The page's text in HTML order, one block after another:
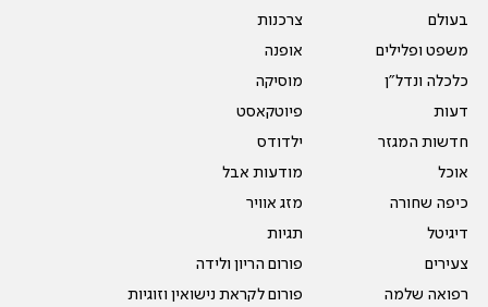
בעולם
משפט ופלילים
כלכלה ונדל"ן
דעות
חדשות המגזר
אוכל
כיפה שחורה
דיגיטל
צעירים
רפואה שלמה
צרכנות
אופנה
מוסיקה
פיוטקאסט
ילדודס
מודעות אבל
מזג אוויר
תגיות
פורום הריון ולידה
פורום לקראת נישואין וזוגיות